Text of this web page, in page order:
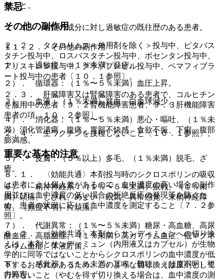
禁忌
２．１． 本剤の成分に対し過敏症の既往歴のある患者。
２．２． タクロリムス＜外用剤を除く＞投与中、ピタバス
タチン投与中、ロスバスタチン投与中、ボセンタン投与中、
アリスキレン投与中、グラゾプレビル投与中、ペマフィブラ
ート投与中の患者〔１０．１参照〕。
２．３． 肝臓障害又は腎臓障害のある患者で、コルヒチン
を服用中の患者〔９．２腎機能障害患者、９．３肝機能障害
患者の項、１０．２参照〕。
２．４． 生ワクチンを接種しないこと〔１０．１参照〕。
重要な基本的注意
８．１． 〈効能共通〉本剤投与時のシクロスポリンの吸収
は患者により個人差があるので、血中濃度の高い場合の副作
用並びに血中濃度の低い場合の拒絶反応の発現等を防ぐた
め、患者の状況に応じて血中濃度を測定すること〔７．２参
照〕。
８．２． 〈効能共通〉本剤からサンディミュンへの切り換
えは、本剤とサンディミュン（内用液又はカプセル）が生物
学的に同等ではないことからシクロスポリンの血中濃度が低
下するおそれがあるため、このような切り換えは原則として
行わないこと（やむを得ず切り換える場合は、血中濃度の測
うこと。
その他の副作用
１１．２． その他の副作用
１）． 過敏症：（１％未満）発疹。
２）． 循環器：（１％〜５％未満）血圧上昇。
３）． 血液：（１％未満）貧血、白血球減少。
４）． 消化器：（１％〜５％未満）悪心・嘔吐、（１％未
満）消化管潰瘍、腹痛、胃部不快感、食欲不振、下痢、腹部
膨満感。
５）． 皮膚：（５％以上）多毛、（１％未満）脱毛、ざ
瘡。
６）． 精神神経系：（１％〜５％未満）振戦、（１％未
満）頭痛、しびれ、めまい、眠気、異常感覚、末梢神経障
害、（頻度不明）片頭痛。
７）． 代謝異常：（１％〜５％未満）糖尿・高血糖、高尿
酸血症、高脂血症、（１％未満）高カリウム血症、低マグネ
シウム血症、体液貯留。
８）． 感覚器：（１％未満）耳鳴、難聴、（頻度不明）視
力障害。